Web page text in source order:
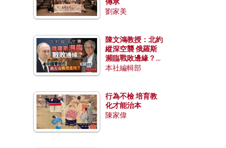
傳承
劉家美
陳文鴻教授：北約
縱深空襲 俄羅斯
瀕臨戰敗邊緣？中
國零部件能左右戰
本社編輯部
行為不檢 培育教
化才能治本
陳家偉